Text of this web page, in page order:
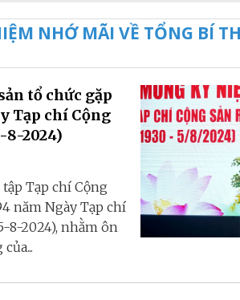
NHỚ MÃI VỀ TỔNG BÍ
tổ chức gặp
Tạp chí Cộng
8-2024)
Tạp chí Cộng
năm Ngày Tạp chí
8-2024), nhằm ôn